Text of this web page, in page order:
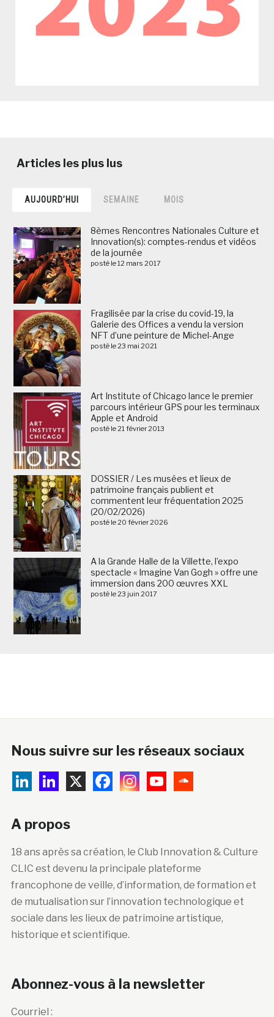
AUJOURD’HUI SEMAINE MOIS
8èmes Rencontres Nationales Culture et
Innovation(s): comptes-rendus et vidéos
de la journée
posté le 12 mars 2017
Fragilisée par la crise du covid-19, la
Galerie des Offices a vendu la version
NFT d’une peinture de Michel-Ange
posté le 23 mai 2021
Art Institute of Chicago lance le premier
parcours intérieur GPS pour les terminaux
Apple et Android
posté le 21 février 2013
DOSSIER / Les musées et lieux de
patrimoine français publient et
commentent leur fréquentation 2025
(20/02/2026)
posté le 20 février 2026
A la Grande Halle de la Villette, l’expo
spectacle « Imagine Van Gogh » offre une
immersion dans 200 œuvres XXL
posté le 23 juin 2017
Nous suivre sur les réseaux sociaux
A propos
18 ans après sa création, le Club Innovation & Culture
CLIC est devenu la principale plateforme
francophone de veille, d’information, de formation et
de mutualisation sur l’innovation technologique et
sociale dans les lieux de patrimoine artistique,
historique et scientifique.
Abonnez-vous à la newsletter
Courriel :